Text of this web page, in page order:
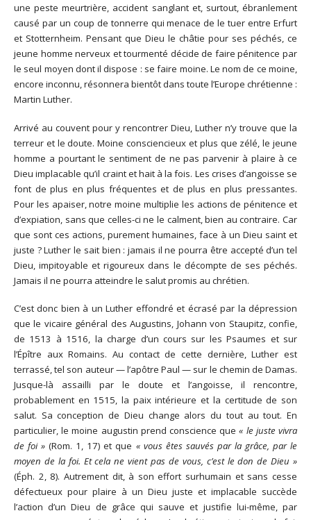
une peste meurtrière, accident sanglant et, surtout, ébranlement
causé par un coup de tonnerre qui menace de le tuer entre Erfurt
et Stotternheim. Pensant que Dieu le châtie pour ses péchés, ce
jeune homme nerveux et tourmenté décide de faire pénitence par
le seul moyen dont il dispose : se faire moine. Le nom de ce moine,
encore inconnu, résonnera bientôt dans toute l’Europe chrétienne :
Martin Luther.
Arrivé au couvent pour y rencontrer Dieu, Luther n’y trouve que la
terreur et le doute. Moine consciencieux et plus que zélé, le jeune
homme a pourtant le sentiment de ne pas parvenir à plaire à ce
Dieu implacable qu’il craint et hait à la fois. Les crises d’angoisse se
font de plus en plus fréquentes et de plus en plus pressantes.
Pour les apaiser, notre moine multiplie les actions de pénitence et
d’expiation, sans que celles-ci ne le calment, bien au contraire. Car
que sont ces actions, purement humaines, face à un Dieu saint et
juste ? Luther le sait bien : jamais il ne pourra être accepté d’un tel
Dieu, impitoyable et rigoureux dans le décompte de ses péchés.
Jamais il ne pourra atteindre le salut promis au chrétien.
C’est donc bien à un Luther effondré et écrasé par la dépression
que le vicaire général des Augustins, Johann von Staupitz, confie,
de 1513 à 1516, la charge d’un cours sur les Psaumes et sur
l’Épître aux Romains. Au contact de cette dernière, Luther est
terrassé, tel son auteur — l’apôtre Paul — sur le chemin de Damas.
Jusque-là assailli par le doute et l’angoisse, il rencontre,
probablement en 1515, la paix intérieure et la certitude de son
salut. Sa conception de Dieu change alors du tout au tout. En
particulier, le moine augustin prend conscience que« le juste vivra
de foi » (Rom. 1, 17) et que « vous êtes sauvés par la grâce, par le
moyen de la foi. Et cela ne vient pas de vous, c’est le don de Dieu »
(Éph. 2, 8). Autrement dit, à son effort surhumain et sans cesse
défectueux pour plaire à un Dieu juste et implacable succède
l’action d’un Dieu de grâce qui sauve et justifie lui-même, par